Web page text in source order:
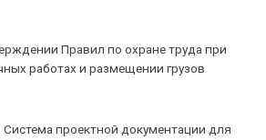
Правил по охране труда при
работах и размещении грузов
Система проектной документации для